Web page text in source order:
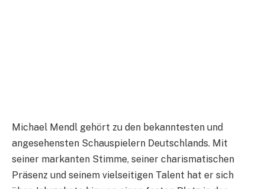
Michael Mendl gehört zu den bekanntesten und
angesehensten Schauspielern Deutschlands. Mit
seiner markanten Stimme, seiner charismatischen
Präsenz und seinem vielseitigen Talent hat er sich